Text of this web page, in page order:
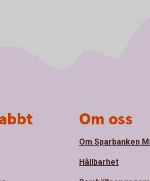
Om oss
Om Sparbanken
Hållbarhet